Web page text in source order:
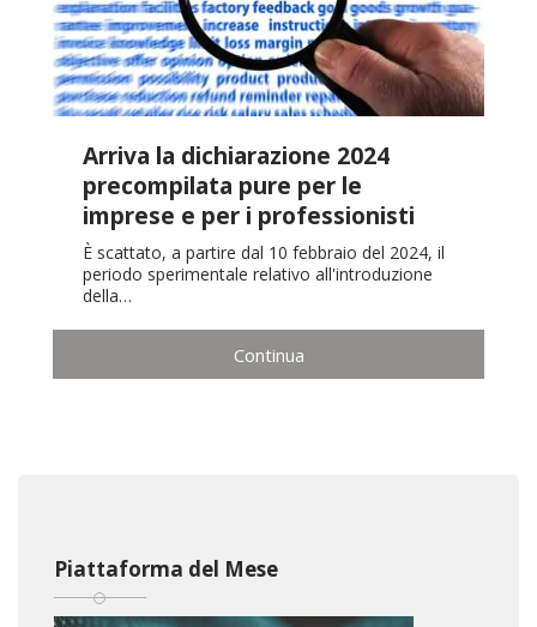
Arriva la dichiarazione 2024
precompilata pure per le
imprese e per i professionisti
È scattato, a partire dal 10 febbraio del 2024, il
periodo sperimentale relativo all'introduzione
della…
Continua
Piattaforma del Mese